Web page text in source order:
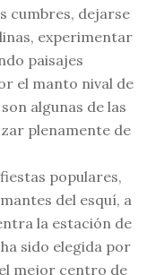
cumbres, dejarse
experimentar
paisajes
el manto nival de
algunas de las
plenamente de
populares,
del esquí, a
la estación de
sido elegida por
mejor centro de